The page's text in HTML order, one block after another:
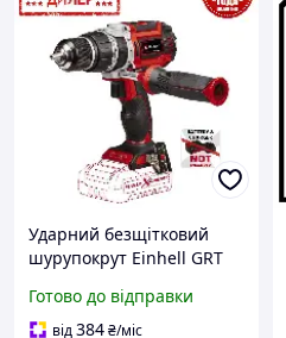
Ударний безщітковий
шурупокрут Einhell GRT
В, двошвидкісний, Без
АКБ)
Готово до відправки
від384₴/міс